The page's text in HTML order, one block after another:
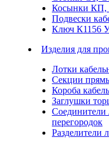
Косынки КП,
Подвески
Ключ К1156
Изделия для
Лотки
Секции
Короба
Заглушки
Соединители
перегородок
Разделители